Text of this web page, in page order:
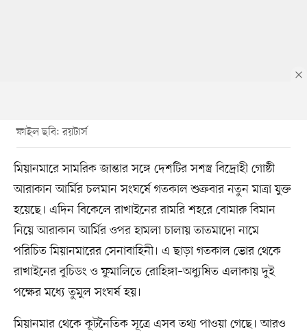
ফাইল ছবি: রয়টার্স
মিয়ানমারে সামরিক জান্তার সঙ্গে দেশটির সশস্ত্র বিদ্রোহী গোষ্ঠী
আরাকান আর্মির চলমান সংঘর্ষে গতকাল শুক্রবার নতুন মাত্রা যুক্ত
হয়েছে। এদিন বিকেলে রাখাইনের রামরি শহরে বোমারু বিমান
নিয়ে আরাকান আর্মির ওপর হামলা চালায় তাতমাদো নামে
পরিচিত মিয়ানমারের সেনাবাহিনী। এ ছাড়া গতকাল ভোর থেকে
রাখাইনের বুচিডং ও ফুমালিতে রোহিঙ্গা–অধ্যুষিত এলাকায় দুই
পক্ষের মধ্যে তুমুল সংঘর্ষ হয়।
মিয়ানমার থেকে কূটনৈতিক সূত্রে এসব তথ্য পাওয়া গেছে। আরও